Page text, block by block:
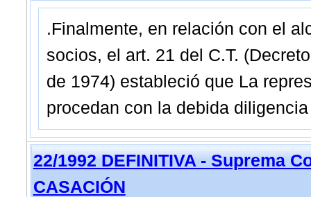
.Finalmente, en relación con el
socios, el art. 21 del C.T.
de 1974) estableció que La
procedan con la debida
22/1992 DEFINITIVA - Suprema
CASACIÓN